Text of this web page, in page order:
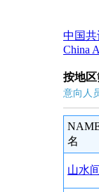
中国
China
按地区
意向人
名
山水间